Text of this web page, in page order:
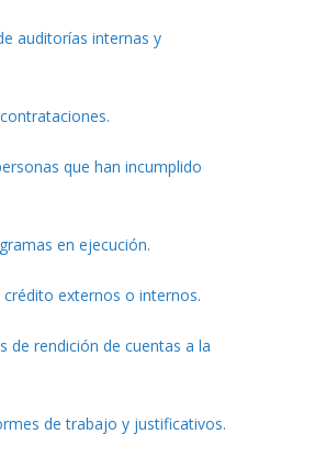
auditorías internas y
que han incumplido
en ejecución.
externos o internos.
de rendición de cuentas a la
de trabajo y justificativos.